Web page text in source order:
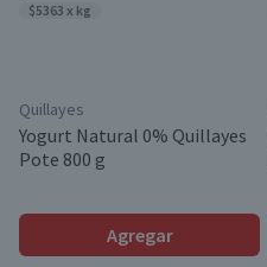
$5363 x kg
Quillayes
Yogurt Natural 0% Quillayes
Pote 800 g
Agregar